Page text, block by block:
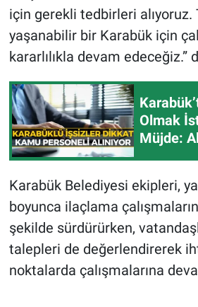
için gerekli tedbirleri alıyoruz.
yaşanabilir bir Karabük için
kararlılıkla devam edeceğiz.”
Olmak
Müjde:
Karabük Belediyesi ekipleri,
boyunca ilaçlama
şekilde sürdürürken,
talepleri de değerlendirerek
noktalarda çalışmalarına